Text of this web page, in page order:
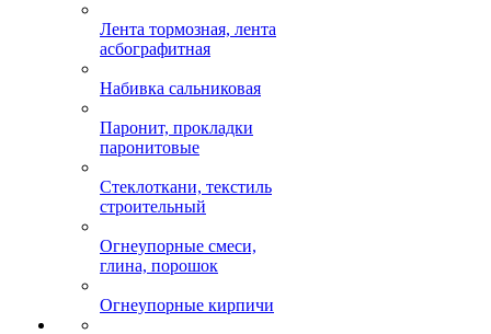
Лента тормозная, лента
асбографитная
Набивка сальниковая
Паронит, прокладки
паронитовые
Стеклоткани, текстиль
строительный
Огнеупорные смеси,
глина, порошок
Огнеупорные кирпичи